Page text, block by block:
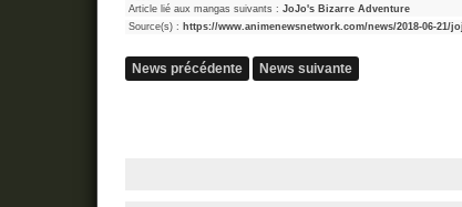
Article lié aux mangas suivants : JoJo's Bizarre Adventure
Source(s) : https://www.animenewsnetwork.com/news/2018-06-
News précédente News suivante